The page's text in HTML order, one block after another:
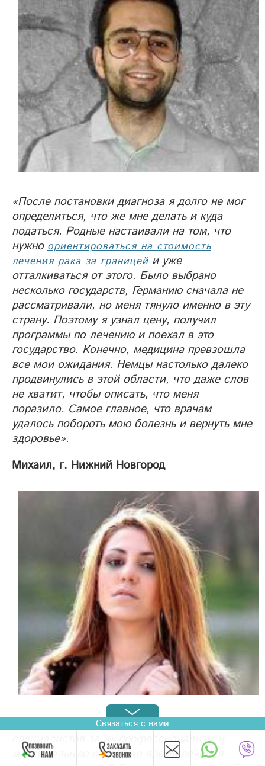
«После постановки диагноза я долго не мог
определиться, что же мне делать и куда
податься. Родные настаивали на том, что
нужно ориентироваться на стоимость
лечения рака за границей и уже
отталкиваться от этого. Было выбрано
несколько государств, Германию сначала не
рассматривали, но меня тянуло именно в эту
страну. Поэтому я узнал цену, получил
программы по лечению и поехал в это
государство. Конечно, медицина превзошла
все мои ожидания. Немцы настолько далеко
продвинулись в этой области, что даже слов
не хватит, чтобы описать, что меня
поразило. Самое главное, что врачам
удалось побороть мою болезнь и вернуть мне
здоровье».
Михаил, г. Нижний Новгород
«Мне хочется поблагодарить немецких
специалистов за их профессионализм и
максимальную отдачу во время лечения
Связаться с нами